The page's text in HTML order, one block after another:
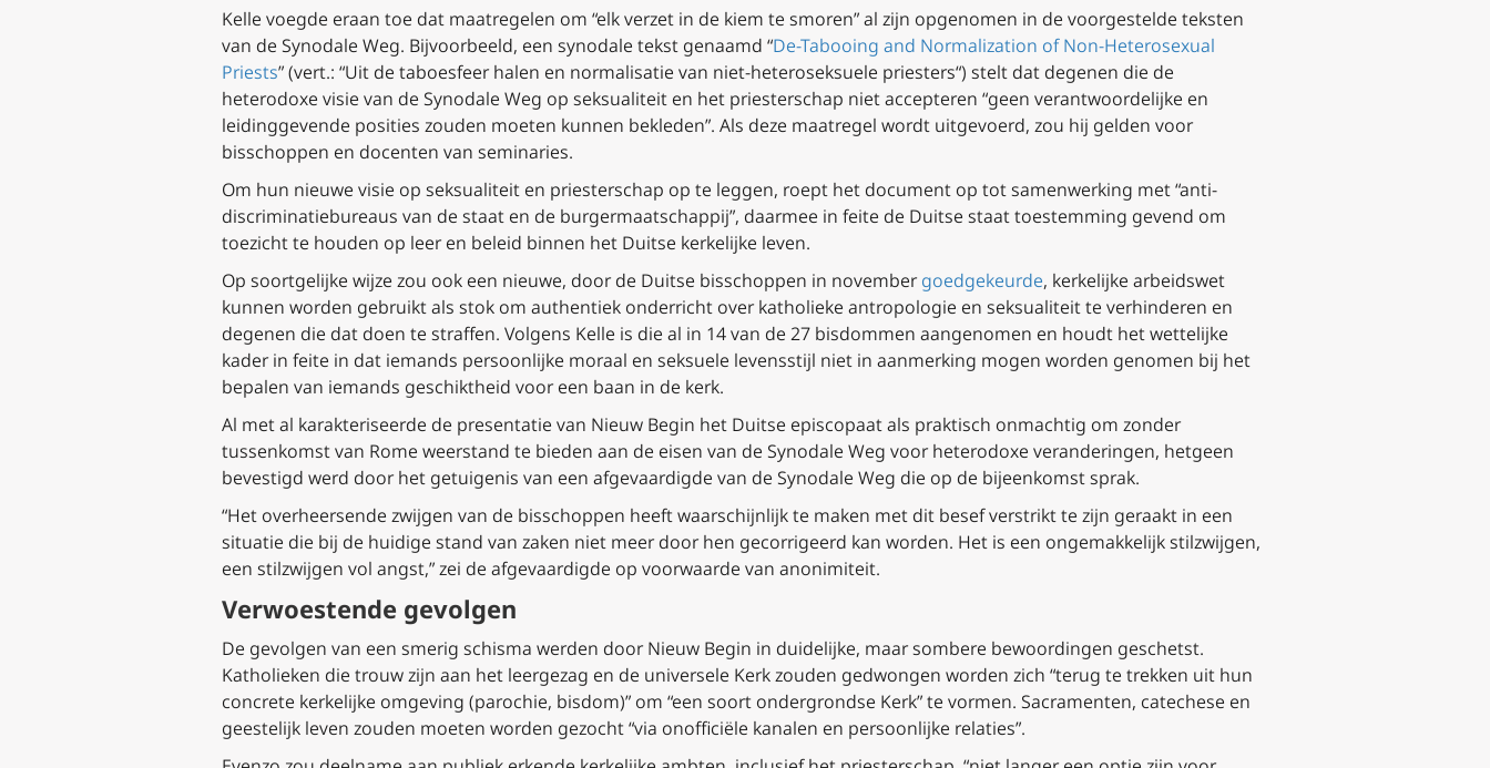
Kelle voegde eraan toe dat maatregelen om “elk verzet in de kiem te smoren” al zijn opgenomen in de voorgestelde teksten
van de Synodale Weg. Bijvoorbeeld, een synodale tekst genaamd “De-Tabooing and Normalization of Non-Heterosexual
Priests” (vert.: “Uit de taboesfeer halen en normalisatie van niet-heteroseksuele priesters“) stelt dat degenen die de
heterodoxe visie van de Synodale Weg op seksualiteit en het priesterschap niet accepteren “geen verantwoordelijke en
leidinggevende posities zouden moeten kunnen bekleden”. Als deze maatregel wordt uitgevoerd, zou hij gelden voor
bisschoppen en docenten van seminaries.
Om hun nieuwe visie op seksualiteit en priesterschap op te leggen, roept het document op tot samenwerking met “anti-
discriminatiebureaus van de staat en de burgermaatschappij”, daarmee in feite de Duitse staat toestemming gevend om
toezicht te houden op leer en beleid binnen het Duitse kerkelijke leven.
Op soortgelijke wijze zou ook een nieuwe, door de Duitse bisschoppen in novembergoedgekeurde, kerkelijke arbeidswet
kunnen worden gebruikt als stok om authentiek onderricht over katholieke antropologie en seksualiteit te verhinderen en
degenen die dat doen te straffen. Volgens Kelle is die al in 14 van de 27 bisdommen aangenomen en houdt het wettelijke
kader in feite in dat iemands persoonlijke moraal en seksuele levensstijl niet in aanmerking mogen worden genomen bij het
bepalen van iemands geschiktheid voor een baan in de kerk.
Al met al karakteriseerde de presentatie van Nieuw Begin het Duitse episcopaat als praktisch onmachtig om zonder
tussenkomst van Rome weerstand te bieden aan de eisen van de Synodale Weg voor heterodoxe veranderingen, hetgeen
bevestigd werd door het getuigenis van een afgevaardigde van de Synodale Weg die op de bijeenkomst sprak.
“Het overheersende zwijgen van de bisschoppen heeft waarschijnlijk te maken met dit besef verstrikt te zijn geraakt in een
situatie die bij de huidige stand van zaken niet meer door hen gecorrigeerd kan worden. Het is een ongemakkelijk stilzwijgen,
een stilzwijgen vol angst,” zei de afgevaardigde op voorwaarde van anonimiteit.
Verwoestende gevolgen
De gevolgen van een smerig schisma werden door Nieuw Begin in duidelijke, maar sombere bewoordingen geschetst.
Katholieken die trouw zijn aan het leergezag en de universele Kerk zouden gedwongen worden zich “terug te trekken uit hun
concrete kerkelijke omgeving (parochie, bisdom)” om “een soort ondergrondse Kerk” te vormen. Sacramenten, catechese en
geestelijk leven zouden moeten worden gezocht “via onofficiële kanalen en persoonlijke relaties”.